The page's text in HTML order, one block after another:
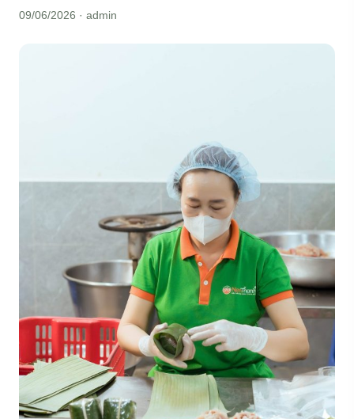
09/06/2026 · admin